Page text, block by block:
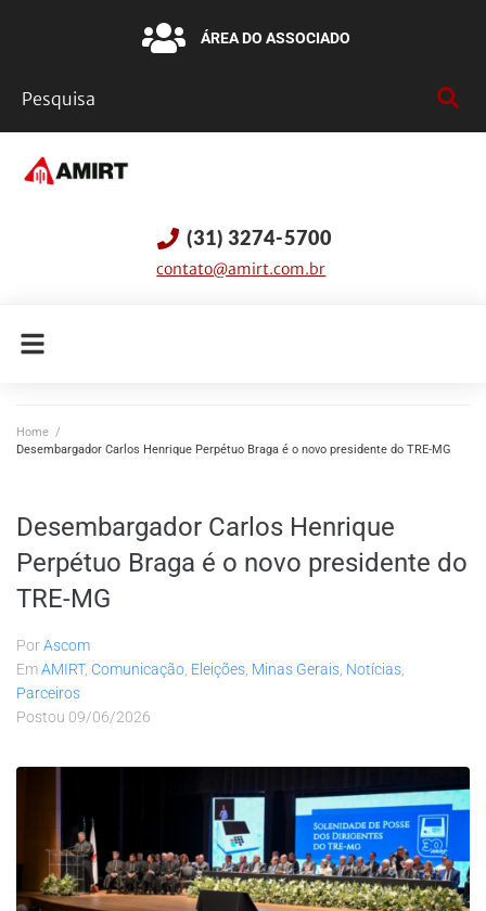
ÁREA DO ASSOCIADO
(31) 3274-5700
contato@amirt.com.br
Home /
Desembargador Carlos Henrique Perpétuo Braga é o novo presidente do TRE-MG
Desembargador Carlos Henrique
Perpétuo Braga é o novo presidente do
TRE-MG
PorAscom
EmAMIRT, Comunicação Eleições Minas Gerais Notícias
Parceiros
Postou 09/06/2026